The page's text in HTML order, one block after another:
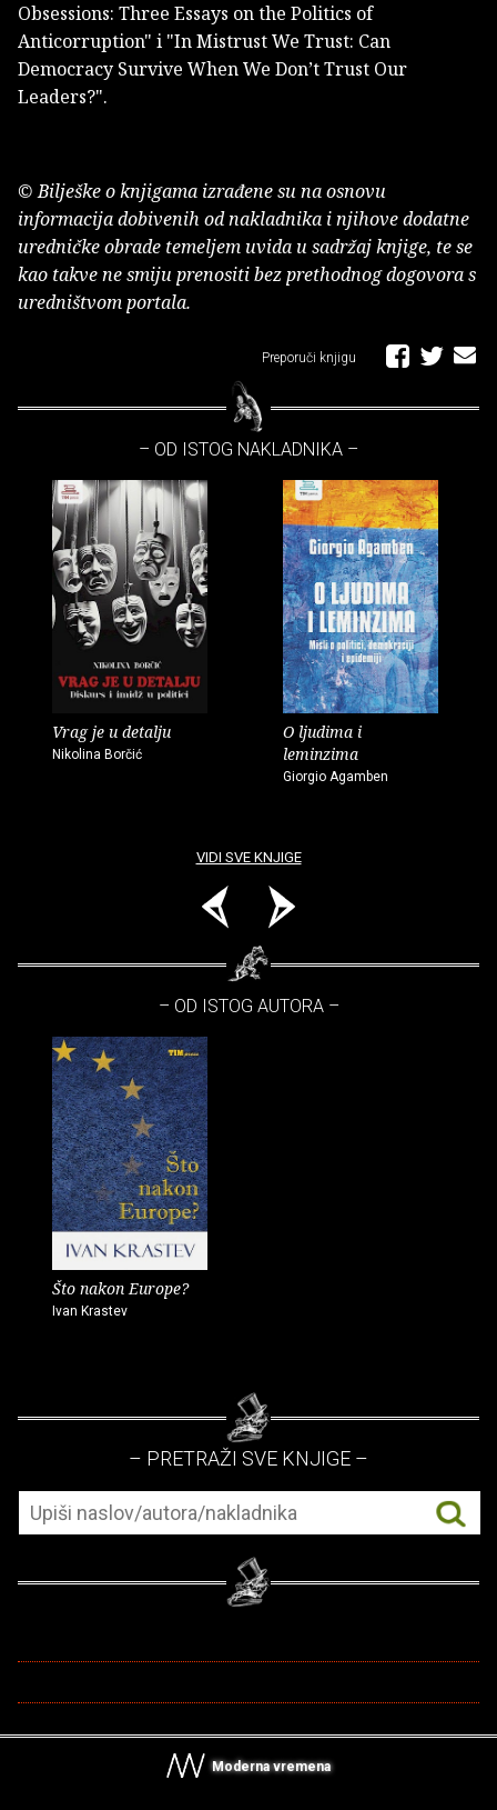
Obsessions: Three Essays on the Politics of
Anticorruption" i "In Mistrust We Trust: Can
Democracy Survive When We Don’t Trust Our
Leaders?".
© Bilješke o knjigama izrađene su na osnovu
informacija dobivenih od nakladnika i njihove dodatne
uredničke obrade temeljem uvida u sadržaj knjige, te se
kao takve ne smiju prenositi bez prethodnog dogovora s
uredništvom portala.
Preporuči knjigu
– OD ISTOG NAKLADNIKA –
Vrag je u detalju
Nikolina Borčić
O ljudima i
leminzima
Giorgio Agamben
VIDI SVE KNJIGE
– OD ISTOG AUTORA –
Što nakon Europe?
Ivan Krastev
– PRETRAŽI SVE KNJIGE –
Moderna vremena